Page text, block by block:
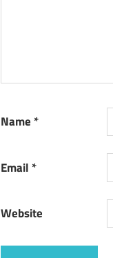
Name *
Email *
Website